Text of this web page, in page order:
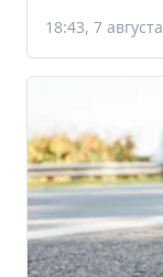
18:43, 7 августа